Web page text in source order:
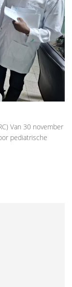
Van 30 november
pediatrische